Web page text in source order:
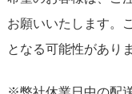
お願いいたします。
となる可能性があり